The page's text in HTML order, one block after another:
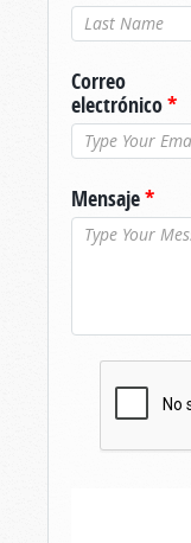
Apellido*
Correo
electrónico*
Mensaje*